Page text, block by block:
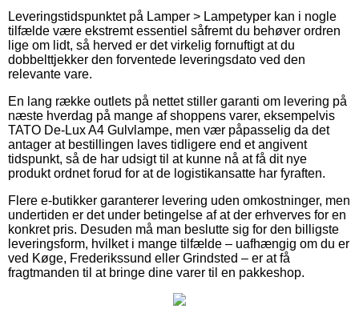
Leveringstidspunktet på Lamper > Lampetyper kan i nogle
tilfælde være ekstremt essentiel såfremt du behøver ordren
lige om lidt, så herved er det virkelig fornuftigt at du
dobbelttjekker den forventede leveringsdato ved den
relevante vare.
En lang række outlets på nettet stiller garanti om levering på
næste hverdag på mange af shoppens varer, eksempelvis
TATO De-Lux A4 Gulvlampe, men vær påpasselig da det
antager at bestillingen laves tidligere end et angivent
tidspunkt, så de har udsigt til at kunne nå at få dit nye
produkt ordnet forud for at de logistikansatte har fyraften.
Flere e-butikker garanterer levering uden omkostninger, men
undertiden er det under betingelse af at der erhverves for en
konkret pris. Desuden må man beslutte sig for den billigste
leveringsform, hvilket i mange tilfælde – uafhængig om du er
ved Køge, Frederikssund eller Grindsted – er at få
fragtmanden til at bringe dine varer til en pakkeshop.